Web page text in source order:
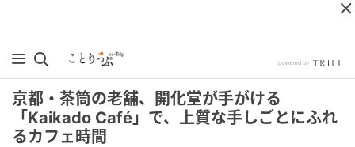
京都・茶筒の老舗、開化堂が手がける
「Kaikado Café」で、上質な手しごとにふれ
るカフェ時間